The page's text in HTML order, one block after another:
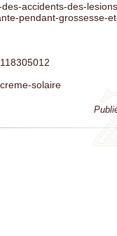
accidents-des-
pendant-grossesse-
solaire